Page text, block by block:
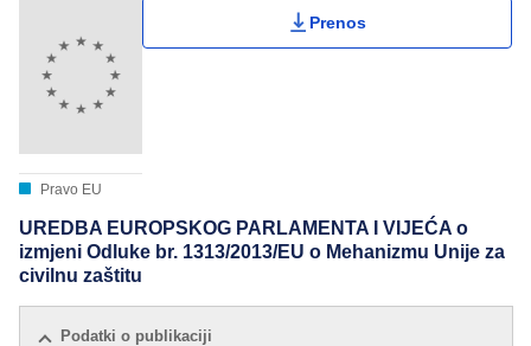
Pravo EU
Prenos
UREDBA EUROPSKOG PARLAMENTA I VIJEĆA o
izmjeni Odluke br. 1313/2013/EU o Mehanizmu Unije za
civilnu zaštitu
Podatki o publikaciji